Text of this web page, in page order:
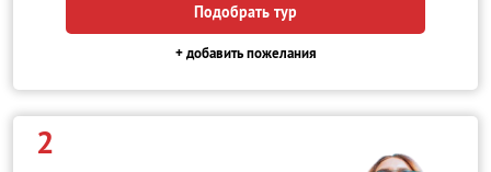
Подобрать тур
+ добавить пожелания
2